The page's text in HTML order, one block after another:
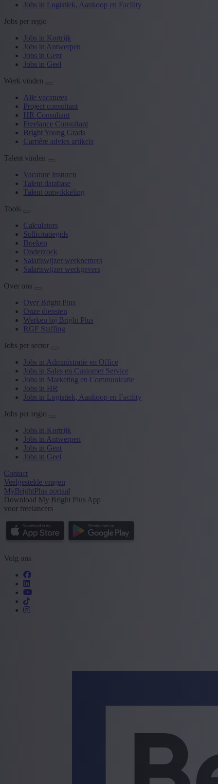
Jobs in Logistiek, Aankoop en Facility
Jobs per regio
Jobs in Kortrijk
Jobs in Antwerpen
Jobs in Gent
Jobs in Geel
Werk vinden
Alle vacatures
Project consultant
HR Consultant
Freelance Consultant
Bright Young Grads
Carrière advies artikels
Talent vinden
Vacature insturen
Talent database
Talent ontwikkeling
Tools
Calculators
Sollicitatiegids
Boeken
Onderzoek
Salariswijzer werknemers
Salariswijzer werkgevers
Over ons
Over Bright Plus
Onze diensten
Werken bij Bright Plus
RGF Staffing
Jobs per sector
Jobs in Administratie en Office
Jobs in Sales en Customer Service
Jobs in Marketing en Communicatie
Jobs in HR
Jobs in Logistiek, Aankoop en Facility
Jobs per regio
Jobs in Kortrijk
Jobs in Antwerpen
Jobs in Gent
Jobs in Geel
Contact
Veelgestelde vragen
MyBrightPlus portaal
Download My Bright Plus App
voor freelancers
Volg ons